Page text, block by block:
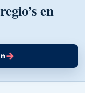
en
→